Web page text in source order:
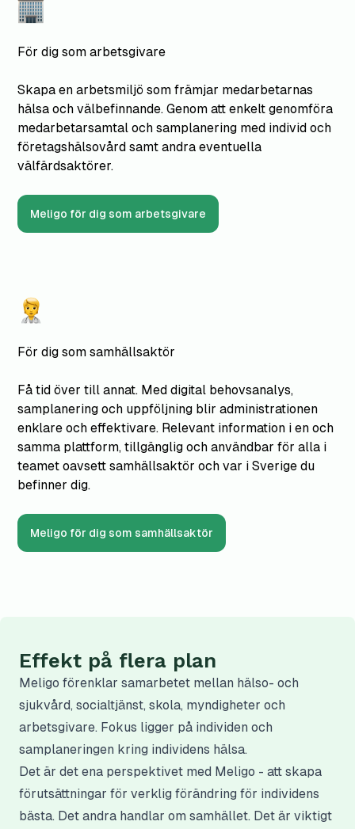
För dig som arbetsgivare
Skapa en arbetsmiljö som främjar medarbetarnas
hälsa och välbefinnande. Genom att enkelt genomföra
medarbetarsamtal och samplanering med individ och
företagshälsovård samt andra eventuella
välfärdsaktörer.
Meligo för dig som arbetsgivare
För dig som samhällsaktör
Få tid över till annat. Med digital behovsanalys,
samplanering och uppföljning blir administrationen
enklare och effektivare. Relevant information i en och
samma plattform, tillgänglig och användbar för alla i
teamet oavsett samhällsaktör och var i Sverige du
befinner dig.
Meligo för dig som samhällsaktör
Effekt på flera plan
Meligo förenklar samarbetet mellan hälso- och
sjukvård, socialtjänst, skola, myndigheter och
arbetsgivare. Fokus ligger på individen och
samplaneringen kring individens hälsa.
Det är det ena perspektivet med Meligo - att skapa
förutsättningar för verklig förändring för individens
bästa. Det andra handlar om samhället. Det är viktigt